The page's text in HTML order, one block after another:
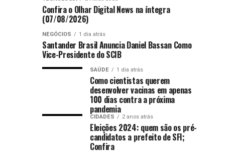
Confira o Olhar Digital News na íntegra
(07/08/2026)
NEGÓCIOS 1 dia atrás
Santander Brasil Anuncia Daniel Bassan Como
Vice-Presidente do SCIB
SAÚDE 1 dia atrás
Como cientistas querem
desenvolver vacinas em apenas
100 dias contra a próxima
pandemia
CIDADES 2 anos atrás
Eleições 2024: quem são os pré-
candidatos a prefeito de SFI;
Confira